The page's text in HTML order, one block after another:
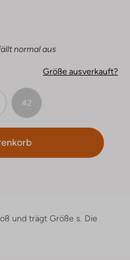
normal aus
Größe ausverkauft?
42
und trägt Größe s. Die